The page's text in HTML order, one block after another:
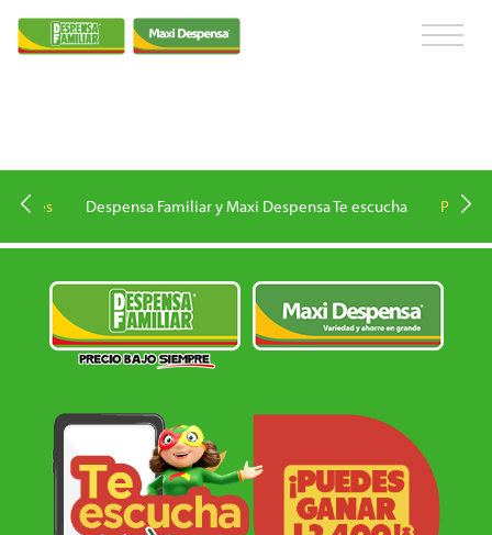
Despensa Familiar y Maxi Despensa Te escucha